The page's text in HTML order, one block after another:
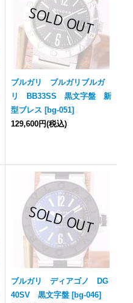
ブルガリ ブルガリブルガ
リ BB33SS 黒文字盤 新
型ブレス [bg-051]
129,600円(税込)
ブルガリ ディアゴノ DG
40SV 黒文字盤 [bg-046]